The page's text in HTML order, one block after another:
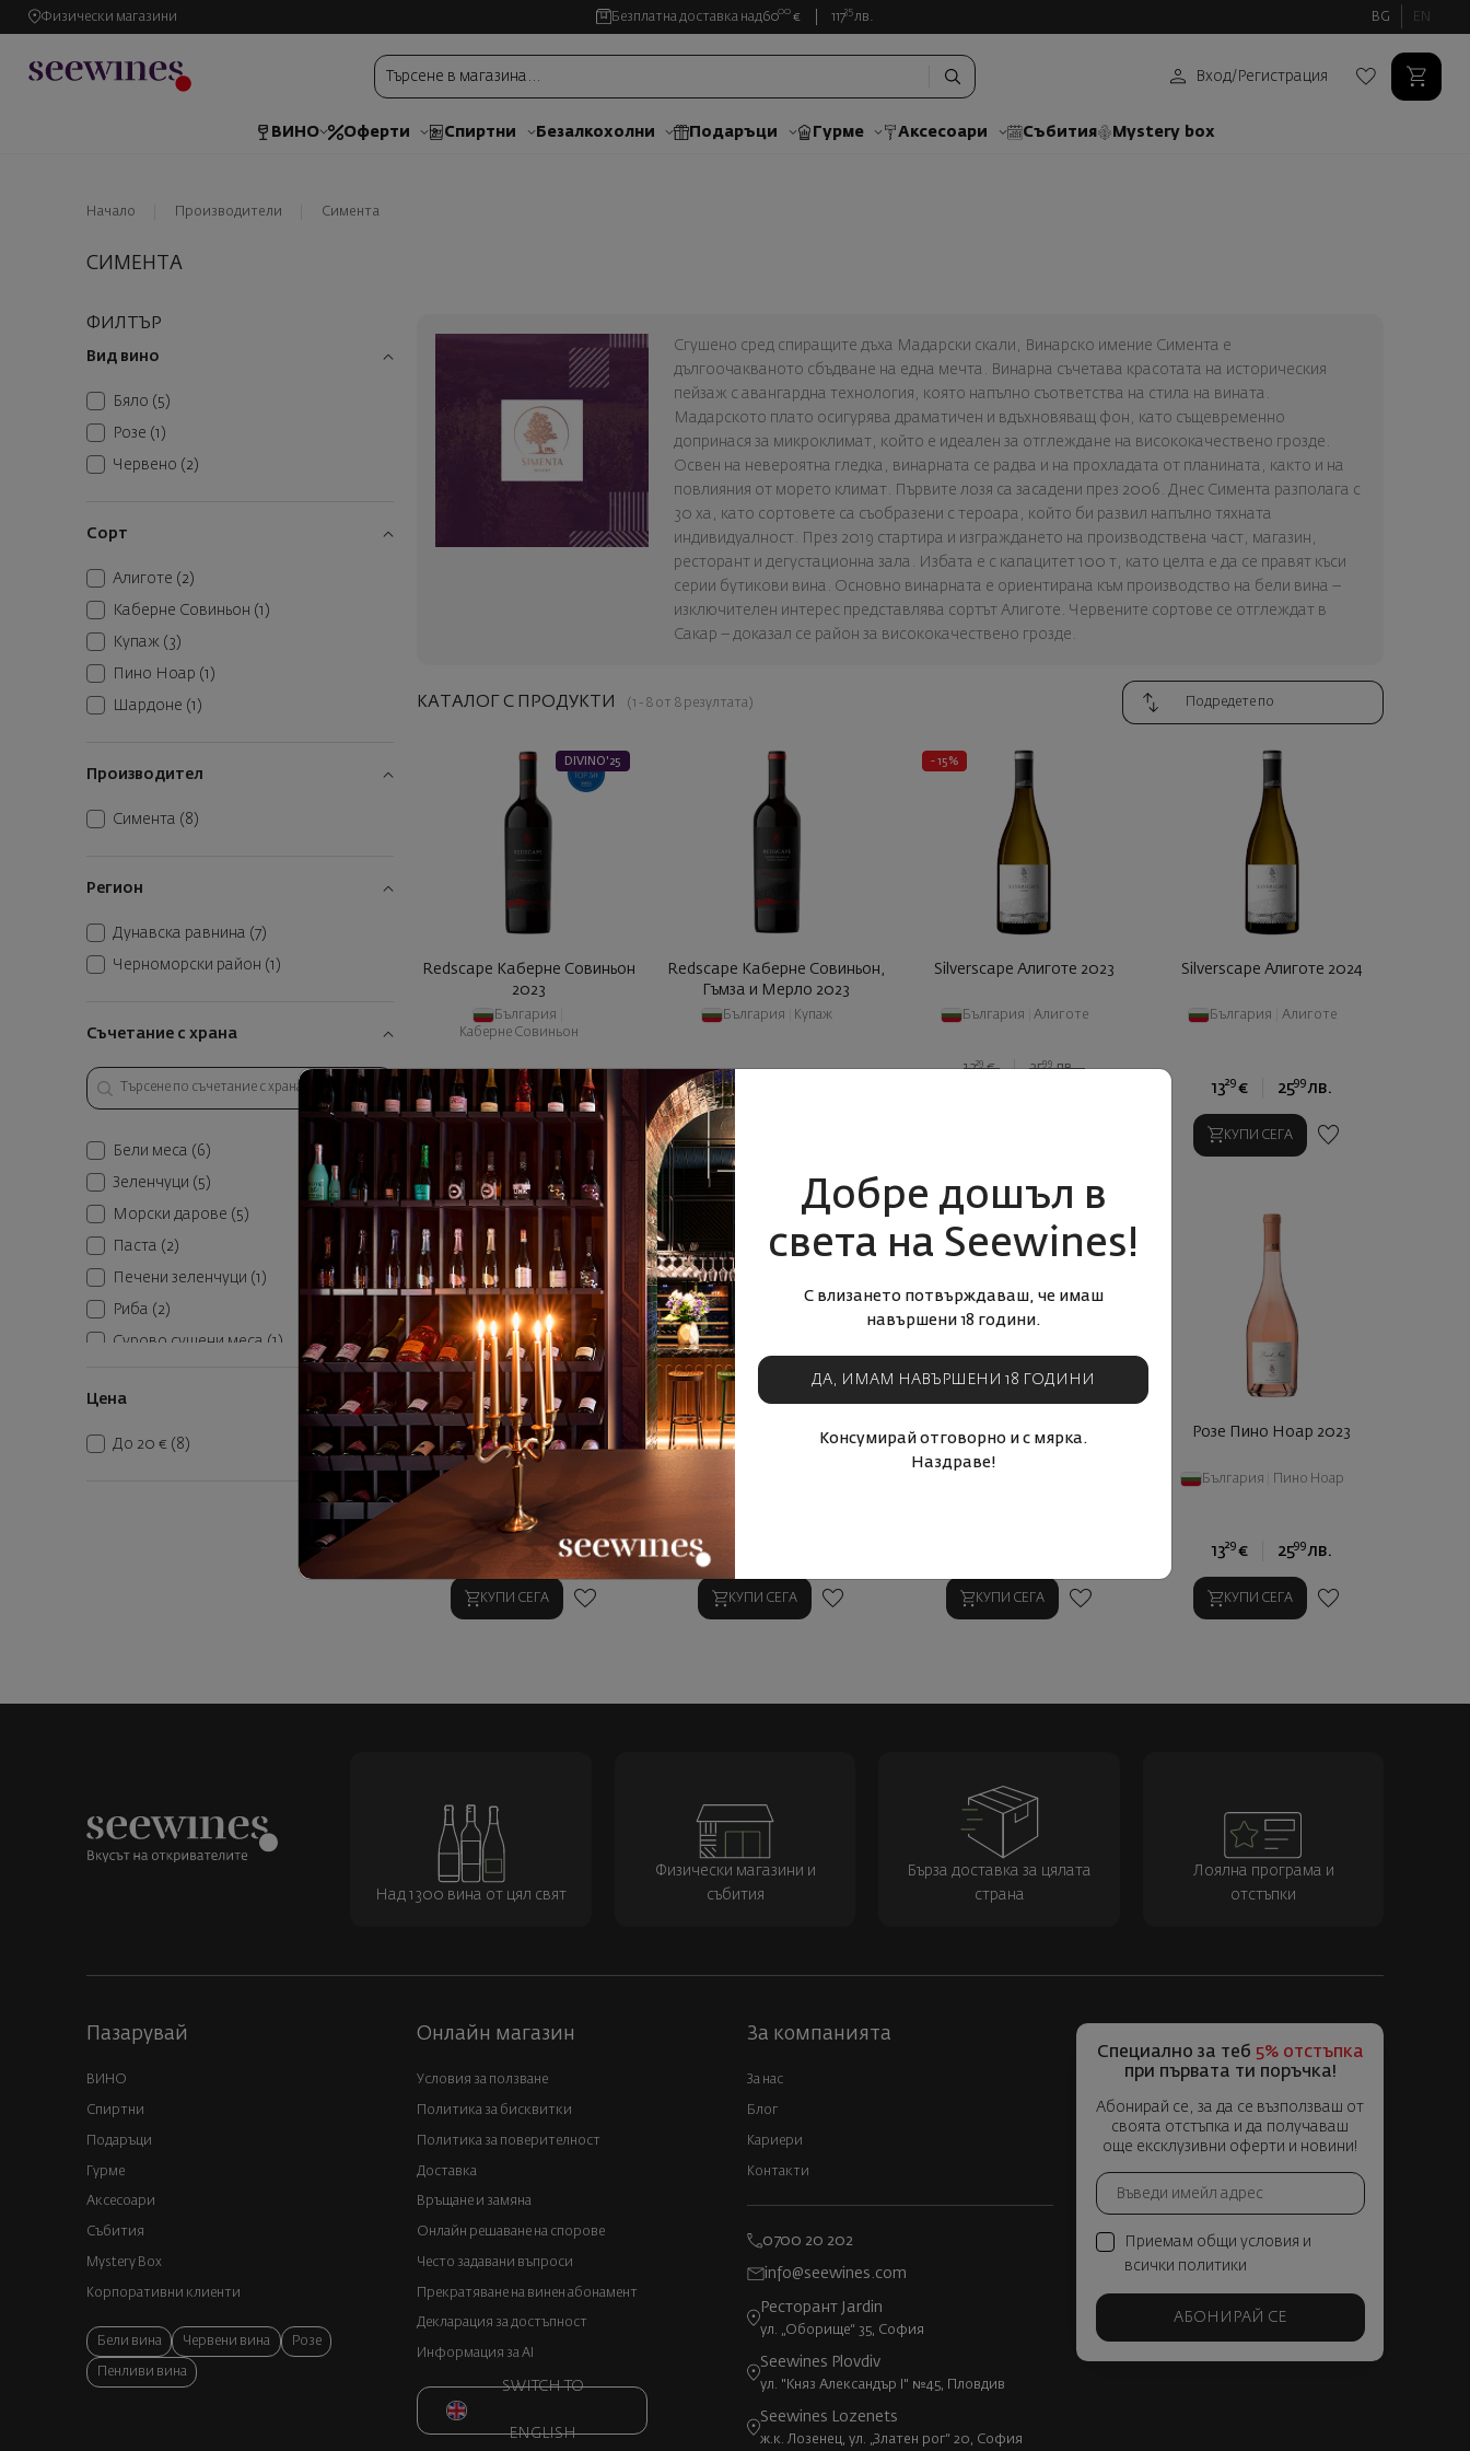
Физически магазини Безплатна доставка над6000 € 11735 лв. BG EN
Вход/ Регистрация
ВИНО Оферти Спиртни Безалкохолни Подаръци Гурме Аксесоари Събития Mystery box
Начало Производители Симента
СИМЕНТА
ФИЛТЪР
Вид вино
Бяло (5)
Розе (1)
Червено (2)
Сорт
Алиготе (2)
Каберне Совиньон (1)
Купаж (3)
Пино Ноар (1)
Шардоне (1)
Производител
Симента (8)
Регион
Дунавска равнина (7)
Черноморски район (1)
Съчетание с храна
Бели меса (6)
Зеленчуци (5)
Морски дарове (5)
Паста (2)
Печени зеленчуци (1)
Риба (2)
Сурово сушени меса (1)
Цена
До 20 € (8)
Сгушено сред спиращите дъха Мадарски скали, Винарско имение Симента е
дългоочакваното сбъдване на една мечта. Винарна съчетава красотата на историческия
пейзаж с авангардна технология, която напълно съответства на стила на вината.
Мадарското плато осигурява драматичен и вдъхновяващ фон, като същевременно
допринася за микроклимат, който е идеален за отглеждане на висококачествено грозде.
Освен на невероятна гледка, винарната се радва и на прохладата от планината, както и на
повлияния от морето климат. Първите лозя са засадени през 2006. Днес Симента разполага с
30 ха, като сортовете са съобразени с тероара, който би развил напълно тяхната
индивидуалност. През 2019 стартира и изграждането на производствена част, магазин,
ресторант и дегустационна зала. Избата е с капацитет 100 т, като целта е да се правят къси
серии бутикови вина. Основно винарната е ориентирана към производство на бели вина –
изключителен интерес представлява сортът Алиготе. Червените сортове се отглеждат в
Сакар – доказал се район за висококачествено грозде.
КАТАЛОГ С ПРОДУКТИ (1 - 8 от 8 резултата)
DIVINO'25
Redscape Каберне Совиньон
2023
България
Каберне Совиньон
94 € 3900 лв.
Redscape Каберне Совиньон,
Гъмза и Мерло 2023
България Купаж
1994
КУПИ СЕГА
- 15%
Silverscape Алиготе 2023
България Алиготе
1329 € 2599 лв.
Silverscape Алиготе 2024
България Алиготе
1329 € 2599 лв.
КУПИ СЕГА
Silverscape Алиготе и
Совиньон Блан 2023
13 € 25 99 лв.
КУПИ СЕГА
Silverscape Димят и
Врачански Мискет 2023
КУПИ СЕГА
Silverscape Шардоне 2023
КУПИ СЕГА
Розе Пино Ноар 2023
България Пино Ноар
1329 € 2599 лв.
КУПИ СЕГА
Добре дошъл в
света на Seewines!
С влизането потвърждаваш, че имаш
навършени 18 години.
ДА, ИМАМ НАВЪРШЕНИ 18 ГОДИНИ
Консумирай отговорно и с мярка.
Наздраве!
Над 1300 вина от цял свят
Физически магазини и
събития
Бърза доставка за цялата
страна
Лоялна програма и
отстъпки
Пазарувай
ВИНО
Спиртни
Подаръци
Гурме
Аксесоари
Събития
Mystery Box
Корпоративни клиенти
Бели вина Червени вина Розе
Пенливи вина
Онлайн магазин
Условия за ползване
Политика за бисквитки
Политика за поверителност
Доставка
Връщане и замяна
Онлайн решаване на спорове
Често задавани въпроси
Прекратяване на винен абонамент
Декларация за достъпност
Информация за AI
SWITCH TO
ENGLISH
За компанията
За нас
Блог
Кариери
Контакти
0700 20 202
info@seewines.com
Ресторант Jardin
ул. „Оборище“ 35, София
Seewines Plovdiv
ул. "Княз Александър I" №45, Пловдив
Seewines Lozenets
ж.к. Лозенец, ул. „Златен рог“ 20, София
Специално за теб 5% отстъпка
при първата ти поръчка!
Абонирай се, за да се възползваш от
своята отстъпка и да получаваш
още ексклузивни оферти и новини!
Приемам общи условия и
всички политики
АБОНИРАЙ СЕ